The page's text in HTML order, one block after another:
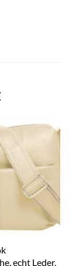
echt Leder,